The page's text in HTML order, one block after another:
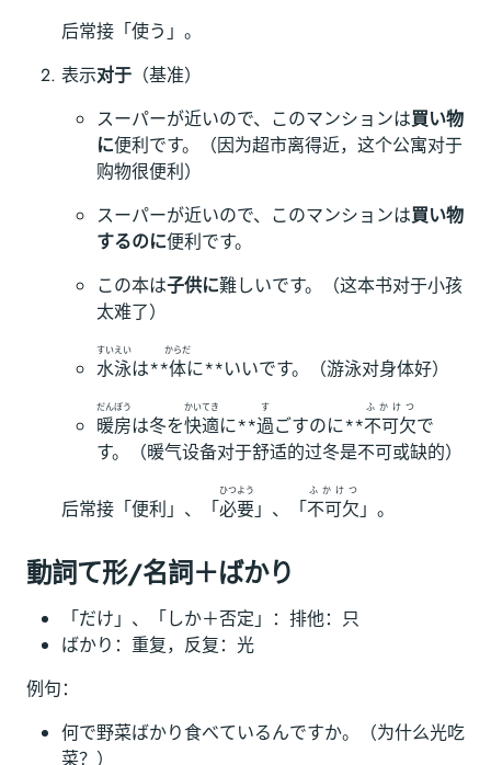
后常接「使う」。
表示对于 （基准）
スーパーが近いので、このマンションは買い物
に便利です。（因为超市离得近，这个公寓对于
购物很便利）
スーパーが近いので、このマンションは買い物
するのに便利です。
この本は子供に難しいです。（这本书对于小孩
太难了）
水泳
すいえい
は**体
からだ
に**いいです。（游泳对身体好）
暖房
だんぼう
は冬を快適
かいてき
に**過
す
ごすのに**不可欠
ふかけつ
で
す。（暖气设备对于舒适的过冬是不可或缺的）
后常接「便利」、「必要
ひつよう
」、「不可欠
ふかけつ
」。
動詞て形/名詞＋ばかり
「だけ」、「しか＋否定」：排他：只
ばかり：重复，反复：光
例句：
何で野菜ばかり食べているんですか。（为什么光吃
菜？）